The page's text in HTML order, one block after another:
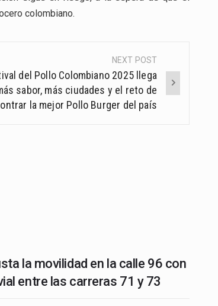
colombiano.
NEXT POST
del Pollo Colombiano 2025 llega
sabor, más ciudades y el reto de
la mejor Pollo Burger del país
la movilidad en la calle 96 con
entre las carreras 71 y 73